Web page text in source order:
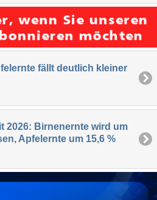
fällt deutlich kleiner
2026: Birnenernte wird um
Apfelernte um 15,6 %